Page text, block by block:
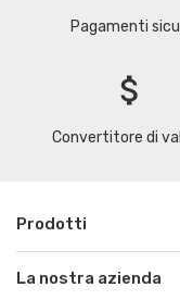
Pagamenti
attach_money
Convertitore di
Prodotti
La nostra azienda